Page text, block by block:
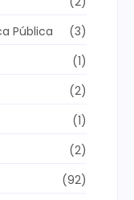
Pública
(3)
(1)
(2)
(1)
(2)
(92)